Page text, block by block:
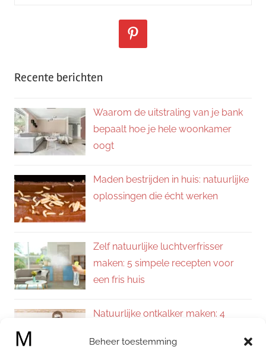
Beheer toestemming
Recente berichten
Waarom de uitstraling van je bank
bepaalt hoe je hele woonkamer
oogt
Maden bestrijden in huis: natuurlijke
oplossingen die écht werken
Zelf natuurlijke luchtverfrisser
maken: 5 simpele recepten voor
een fris huis
Natuurlijke ontkalker maken: 4